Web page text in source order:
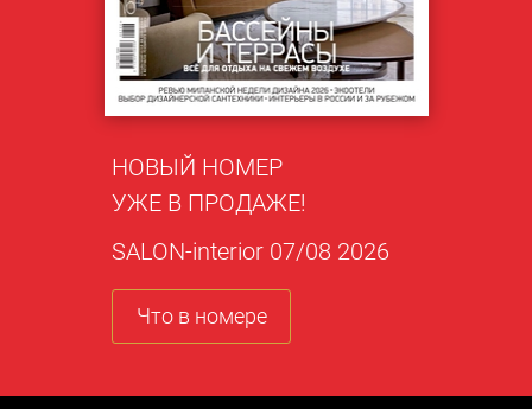
НОВЫЙ НОМЕР
УЖЕ В ПРОДАЖЕ!
SALON-interior 07/08 2026
Что в номере